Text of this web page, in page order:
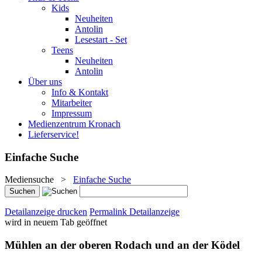
Kids
Neuheiten
Antolin
Lesestart - Set
Teens
Neuheiten
Antolin
Über uns
Info & Kontakt
Mitarbeiter
Impressum
Medienzentrum Kronach
Lieferservice!
Einfache Suche
Mediensuche > Einfache Suche
Detailanzeige drucken Permalink Detailanzeige
wird in neuem Tab geöffnet
Mühlen an der oberen Rodach und an der Ködel